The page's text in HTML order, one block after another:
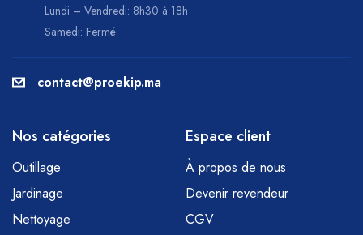
Lundi – Vendredi: 8h30 à 18h
Samedi: Fermé
contact@proekip.ma
Nos catégories
Outillage
Jardinage
Nettoyage
Espace client
À propos de nous
Devenir revendeur
CGV